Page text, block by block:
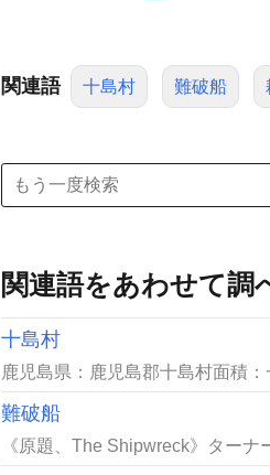
関連語 十島村 難破船
関連語をあわせて調
十島村
鹿児島県：鹿児島郡十島村面積
難破船
《原題、The Shipwreck》ター